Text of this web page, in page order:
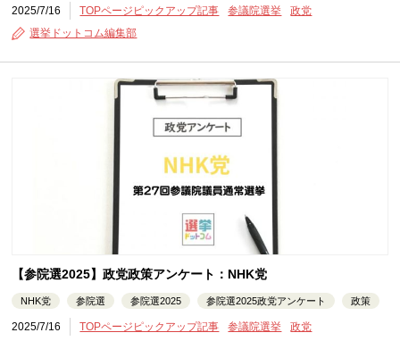
2025/7/16 TOPページピックアップ記事 参議院選挙
政党
選挙ドットコム編集部
【参院選2025】政党政策アンケート：NHK党
NHK党 参院選 参院選2025 参院選2025政党アンケート 政策
2025/7/16 TOPページピックアップ記事 参議院選挙
政党